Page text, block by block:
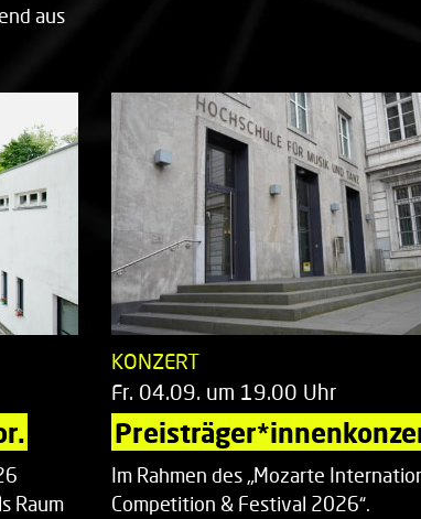
aus
Raum
KONZERT
Fr. 04.09. um 19.00 Uhr
Im Rahmen des „Mozarte
Competition & Festival 2026“.